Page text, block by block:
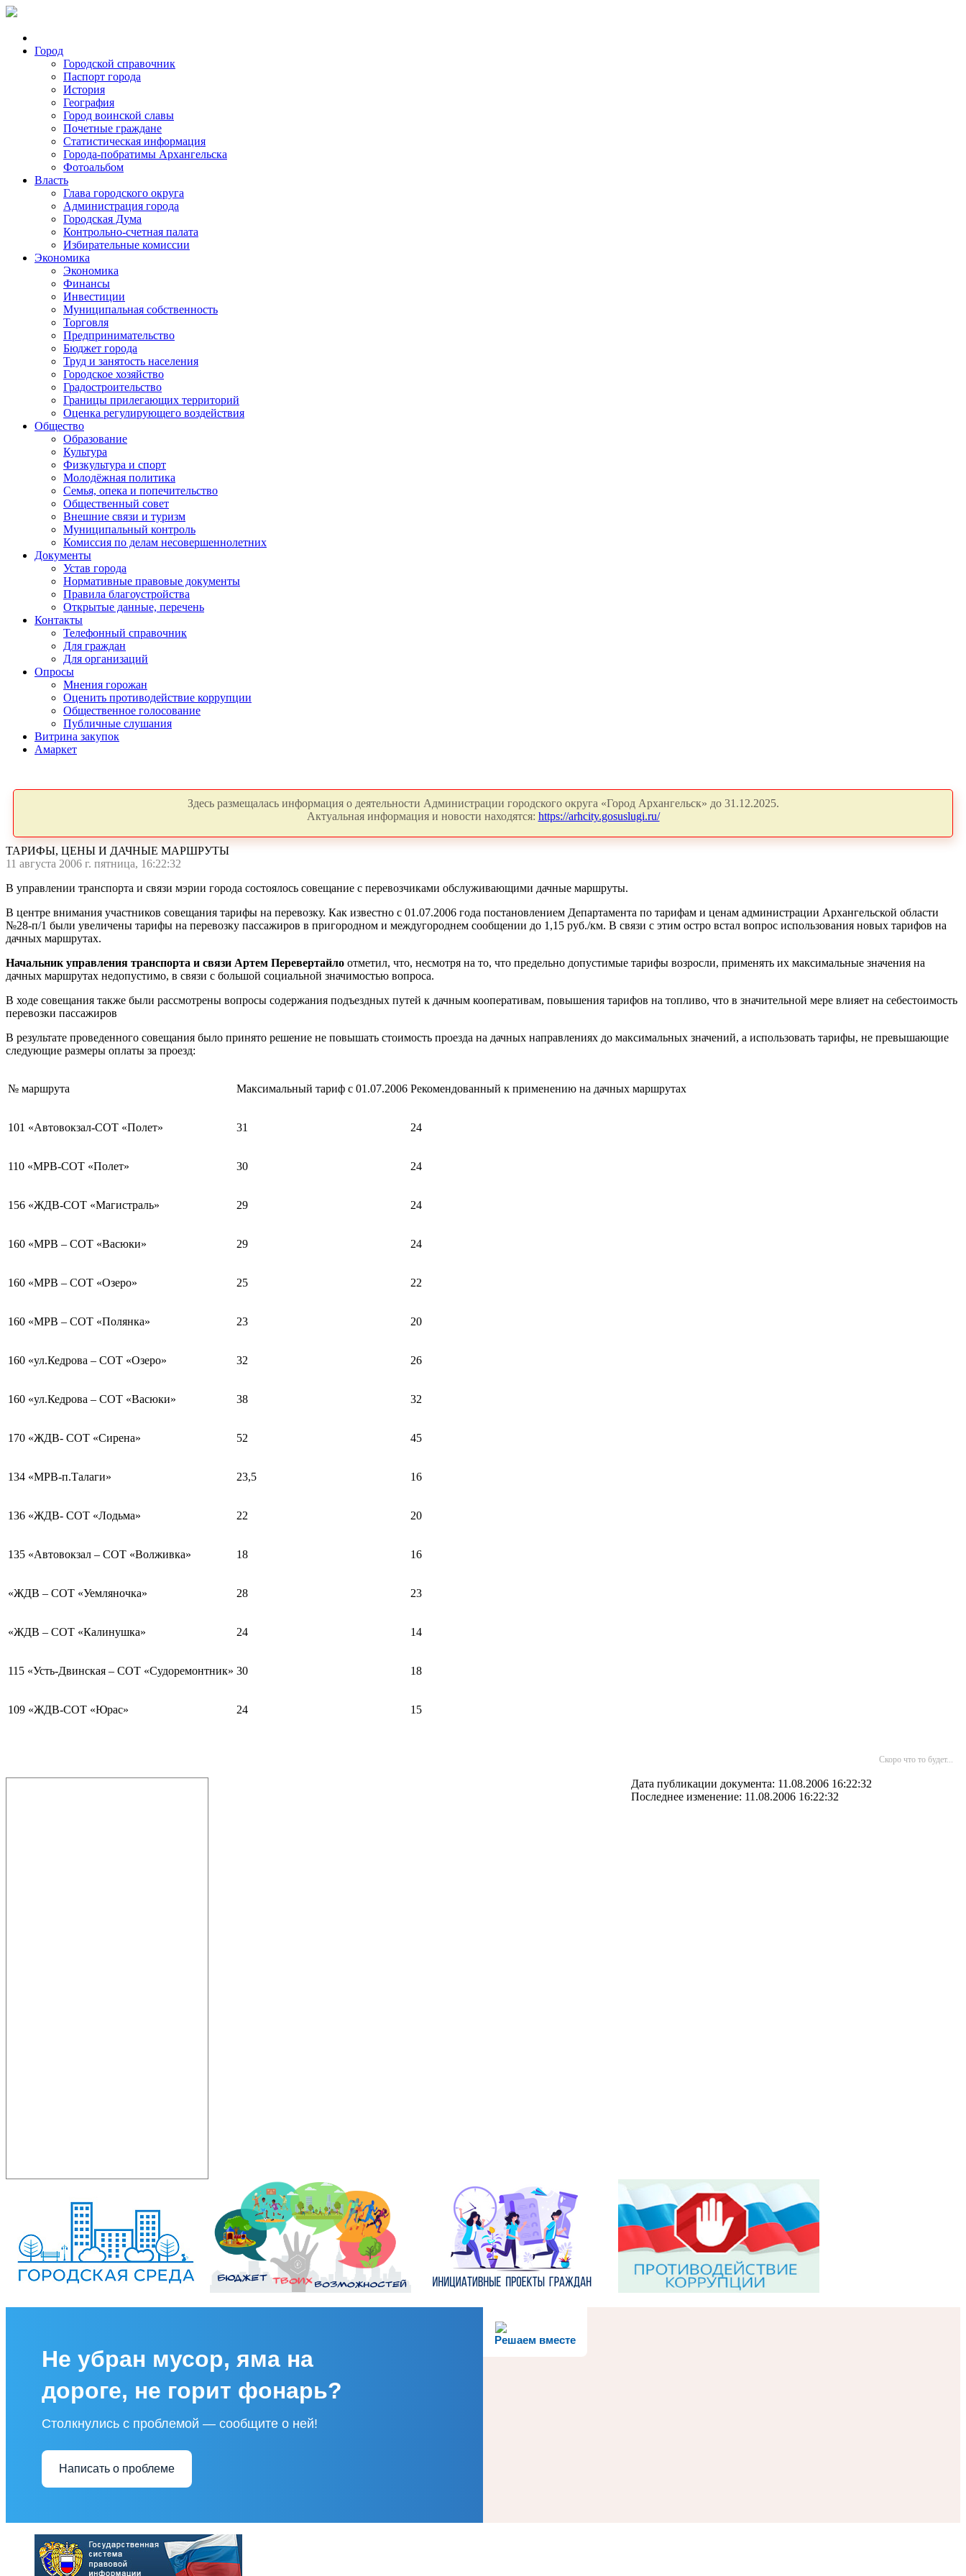
Город
Городской справочник
Паспорт города
История
География
Город воинской славы
Почетные граждане
Статистическая информация
Города-побратимы Архангельска
Фотоальбом
Власть
Глава городского округа
Администрация города
Городская Дума
Контрольно-счетная палата
Избирательные комиссии
Экономика
Экономика
Финансы
Инвестиции
Муниципальная собственность
Торговля
Предпринимательство
Бюджет города
Труд и занятость населения
Городское хозяйство
Градостроительство
Границы прилегающих территорий
Оценка регулирующего воздействия
Общество
Образование
Культура
Физкультура и спорт
Молодёжная политика
Семья, опека и попечительство
Общественный совет
Внешние связи и туризм
Муниципальный контроль
Комиссия по делам несовершеннолетних
Документы
Устав города
Нормативные правовые документы
Правила благоустройства
Открытые данные, перечень
Контакты
Телефонный справочник
Для граждан
Для организаций
Опросы
Мнения горожан
Оценить противодействие коррупции
Общественное голосование
Публичные слушания
Витрина закупок
Амаркет
Здесь размещалась информация о деятельности Администрации городского округа «Город Архангельск» до 31.12.2025.
Актуальная информация и новости находятся: https://arhcity.gosuslugi.ru/
ТАРИФЫ, ЦЕНЫ И ДАЧНЫЕ МАРШРУТЫ
11 августа 2006 г. пятница, 16:22:32
В управлении транспорта и связи мэрии города состоялось совещание с перевозчиками обслуживающими дачные маршруты.
В центре внимания участников совещания тарифы на перевозку. Как известно с 01.07.2006 года постановлением Департамента по тарифам и ценам администрации Архангельской области
№28-п/1 были увеличены тарифы на перевозку пассажиров в пригородном и междугороднем сообщении до 1,15 руб./км. В связи с этим остро встал вопрос использования новых тарифов на
дачных маршрутах.
Начальник управления транспорта и связи Артем Перевертайло отметил, что, несмотря на то, что предельно допустимые тарифы возросли, применять их максимальные значения на
дачных маршрутах недопустимо, в связи с большой социальной значимостью вопроса.
В ходе совещания также были рассмотрены вопросы содержания подъездных путей к дачным кооперативам, повышения тарифов на топливо, что в значительной мере влияет на себестоимость
перевозки пассажиров
В результате проведенного совещания было принято решение не повышать стоимость проезда на дачных направлениях до максимальных значений, а использовать тарифы, не превышающие
следующие размеры оплаты за проезд:
№ маршрута Максимальный тариф с 01.07.2006 Рекомендованный к применению на дачных маршрутах
101 «Автовокзал-СОТ «Полет» 31 24
110 «МРВ-СОТ «Полет» 30 24
156 «ЖДВ-СОТ «Магистраль» 29 24
160 «МРВ – СОТ «Васюки» 29 24
160 «МРВ – СОТ «Озеро» 25 22
160 «МРВ – СОТ «Полянка» 23 20
160 «ул.Кедрова – СОТ «Озеро» 32 26
160 «ул.Кедрова – СОТ «Васюки» 38 32
170 «ЖДВ- СОТ «Сирена» 52 45
134 «МРВ-п.Талаги» 23,5 16
136 «ЖДВ- СОТ «Лодьма» 22 20
135 «Автовокзал – СОТ «Волживка» 18 16
«ЖДВ – СОТ «Уемляночка» 28 23
«ЖДВ – СОТ «Калинушка» 24 14
115 «Усть-Двинская – СОТ «Судоремонтник» 30 18
109 «ЖДВ-СОТ «Юрас» 24 15
Скоро что то будет...
Дата публикации документа: 11.08.2006 16:22:32
Последнее изменение: 11.08.2006 16:22:32
Решаем вместе
Не убран мусор, яма на
дороге, не горит фонарь?
Столкнулись с проблемой — сообщите о ней!
Написать о проблеме